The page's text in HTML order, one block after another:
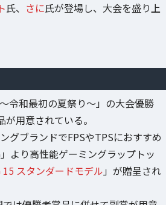
氏、 さに氏が登場し、大会を盛り上
令和最初の夏祭り～」の大会優勝
用意されている。
グブランドでFPSやTPSにおすすめ
より高性能ゲーミングラップトッ
15 スタンダードモデル 」が贈呈され